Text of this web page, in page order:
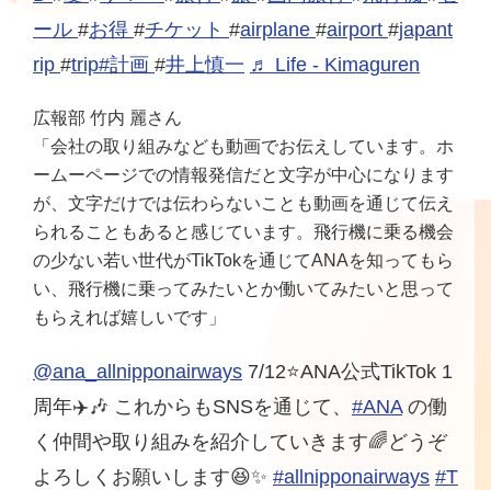
ール #お得 #チケット #airplane #airport #japant
rip #trip#計画 #井上慎一 ♬ Life - Kimaguren
広報部 竹内 麗さん
「会社の取り組みなども動画でお伝えしています。ホ
ームーページでの情報発信だと文字が中心になります
が、文字だけでは伝わらないことも動画を通じて伝え
られることもあると感じています。飛行機に乗る機会
の少ない若い世代がTikTokを通じてANAを知ってもら
い、飛行機に乗ってみたいとか働いてみたいと思って
もらえれば嬉しいです」
@ana_allnipponairways 7/12⭐️ANA公式TikTok 1
周年✈️🎶 これからもSNSを通じて、 #ANAの働
く仲間や取り組みを紹介していきます🌈どうぞ
よろしくお願いします😆✨ #allnipponairways #T